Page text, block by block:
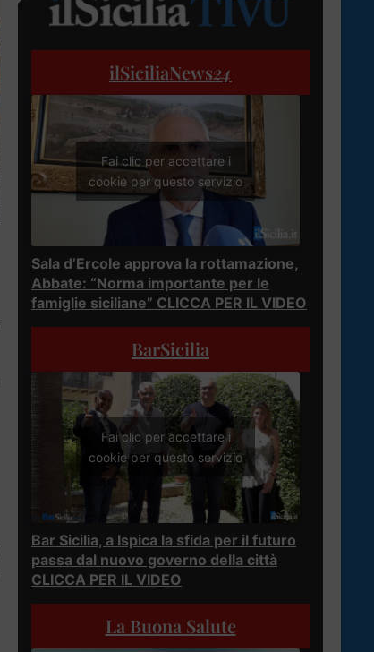
ilSiciliaNews24
Fai clic per accettare i
cookie per questo servizio
Sala d’Ercole approva la rottamazione,
Abbate: “Norma importante per le
famiglie siciliane” CLICCA PER IL VIDEO
BarSicilia
Fai clic per accettare i
cookie per questo servizio
Bar Sicilia, a Ispica la sfida per il futuro
passa dal nuovo governo della città
CLICCA PER IL VIDEO
La Buona Salute